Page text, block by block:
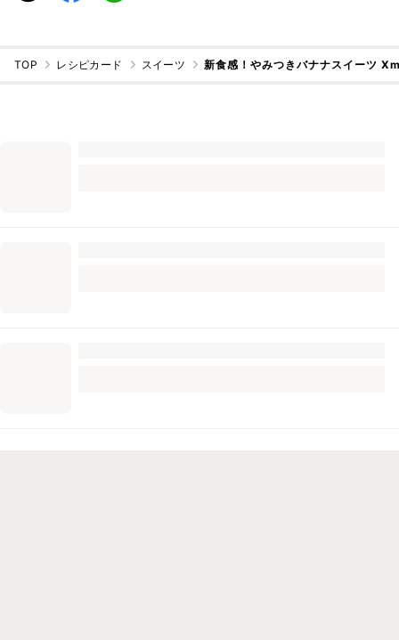
TOP レシピカード スイーツ 新食感！やみつきバナナスイーツ